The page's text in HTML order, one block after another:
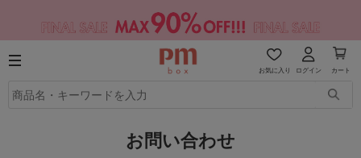
お気に入り ログイン カート
お問い合わせ